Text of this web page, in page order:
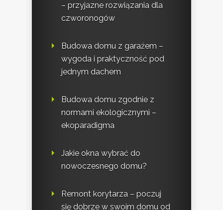
– przyjazne rozwiązania dla
czworonogów
Budowa domu z garażem –
wygoda i praktyczność pod
jednym dachem
Budowa domu zgodnie z
normami ekologicznymi –
ekoparadigma
Jakie okna wybrać do
nowoczesnego domu?
Remont korytarza – poczuj
się dobrze w swoim domu od